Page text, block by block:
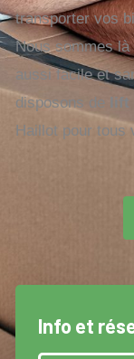
transporter vos
Nous sommes là
aussi facile et
disposons de
Haillot pour tous
Info et